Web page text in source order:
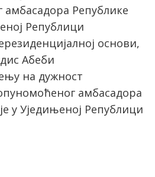
Републике
Републици
основи,
Абеби
на дужност
амбасадора
у Уједињеној Републици